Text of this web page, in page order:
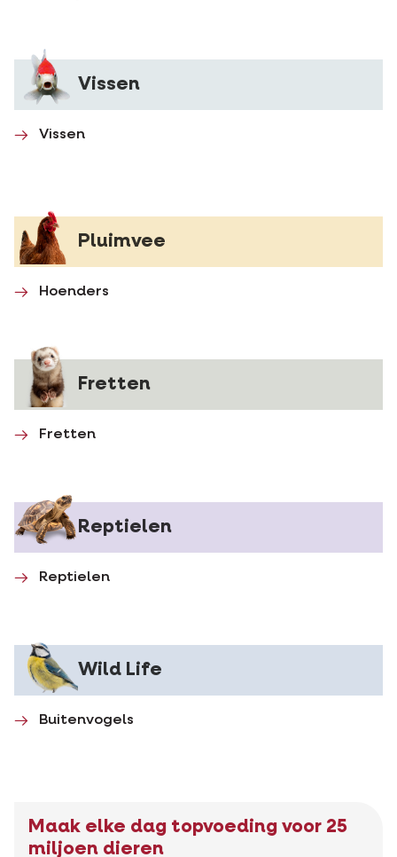
Vissen
Vissen
Pluimvee
Hoenders
Fretten
Fretten
Reptielen
Reptielen
Wild Life
Buitenvogels
Maak elke dag topvoeding voor 25
miljoen dieren